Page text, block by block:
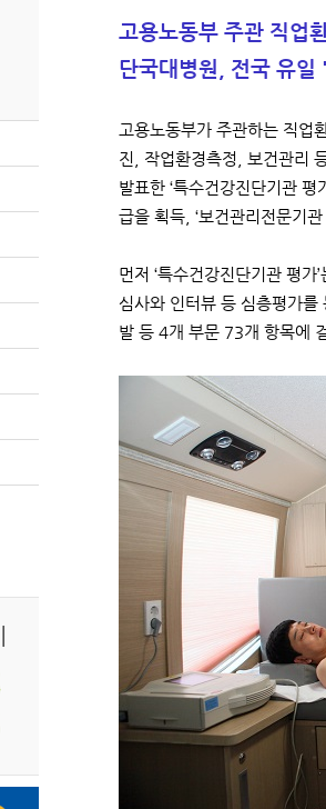
고용노동부 주관 직업
단국대병원, 전국 유
고용노동부가 주관하는 직업
진, 작업환경측정, 보건관리
발표한 ‘특수건강진단기관
급을 획득, ‘보건관리전문기
먼저 ‘특수건강진단기관 평
심사와 인터뷰 등 심층평가
발 등 4개 부문 73개 항목에